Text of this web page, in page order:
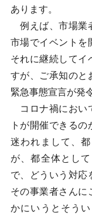
あります。
例えば、市場業
市場でイベントを
それに継続してイ
すが、ご承知のと
緊急事態宣言が発
コロナ禍におい
トが開催できる
迷われまして、
が、都全体とし
で、どういう対応
その事業者さんに
かにいうとそう